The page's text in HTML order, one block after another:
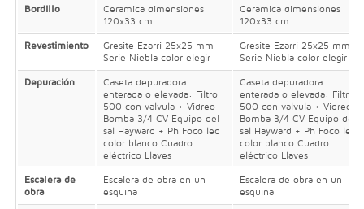
Bordillo
Ceramica dimensiones
120x33 cm
Ceramica dimensiones
120x33 cm
Revestimiento
Gresite Ezarri 25x25 mm
Serie Niebla color elegir
Gresite Ezarri 25x25 mm
Serie Niebla color elegir
Depuración
Caseta depuradora
enterada o elevada: Filtro
500 con valvula + Vidreo
Bomba 3/4 CV Equipo del
sal Hayward + Ph Foco led
color blanco Cuadro
eléctrico Llaves
Caseta depuradora
enterada o elevada: Filtro
500 con valvula + Vidreo
Bomba 3/4 CV Equipo del
sal Hayward + Ph Foco led
color blanco Cuadro
eléctrico Llaves
Escalera de
obra
Escalera de obra en un
esquina
Escalera de obra en un
esquina